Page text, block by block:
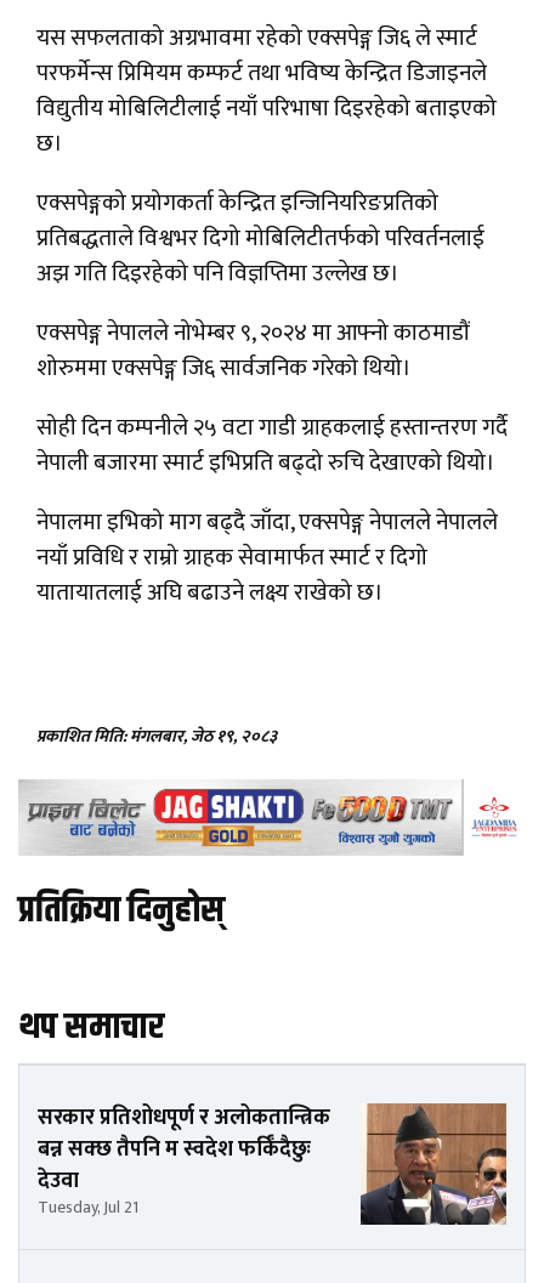
यस सफलताको अग्रभावमा रहेको एक्सपेङ्ग जि६ ले स्मार्ट
परफर्मेन्स प्रिमियम कम्फर्ट तथा भविष्य केन्द्रित डिजाइनले
विद्युतीय मोबिलिटीलाई नयाँ परिभाषा दिइरहेको बताइएको
छ।
एक्सपेङ्गको प्रयोगकर्ता केन्द्रित इन्जिनियरिङप्रतिको
प्रतिबद्धताले विश्वभर दिगो मोबिलिटीतर्फको परिवर्तनलाई
अझ गति दिइरहेको पनि विज्ञप्तिमा उल्लेख छ।
एक्सपेङ्ग नेपालले नोभेम्बर ९, २०२४ मा आफ्नो काठमाडौं
शोरुममा एक्सपेङ्ग जि६ सार्वजनिक गरेको थियो।
सोही दिन कम्पनीले २५ वटा गाडी ग्राहकलाई हस्तान्तरण गर्दै
नेपाली बजारमा स्मार्ट इभिप्रति बढ्दो रुचि देखाएको थियो।
नेपालमा इभिको माग बढ्दै जाँदा, एक्सपेङ्ग नेपालले नेपालले
नयाँ प्रविधि र राम्रो ग्राहक सेवामार्फत स्मार्ट र दिगो
यातायातलाई अघि बढाउने लक्ष्य राखेको छ।
प्रकाशित मिति: मंगलबार, जेठ १९, २०८३
प्रतिक्रिया दिनुहोस्
थप समाचार
सरकार प्रतिशोधपूर्ण र अलोकतान्त्रिक
बन्न सक्छ तैपनि म स्वदेश फर्किँदैछुः
देउवा
Tuesday, Jul 21